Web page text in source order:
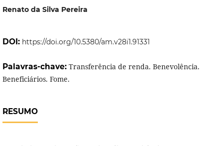
Renato da Silva Pereira
DOI: https://doi.org/10.5380/am.v28i1.91331
Palavras-chave: Transferência de renda. Benevolência.
Beneficiários. Fome.
RESUMO